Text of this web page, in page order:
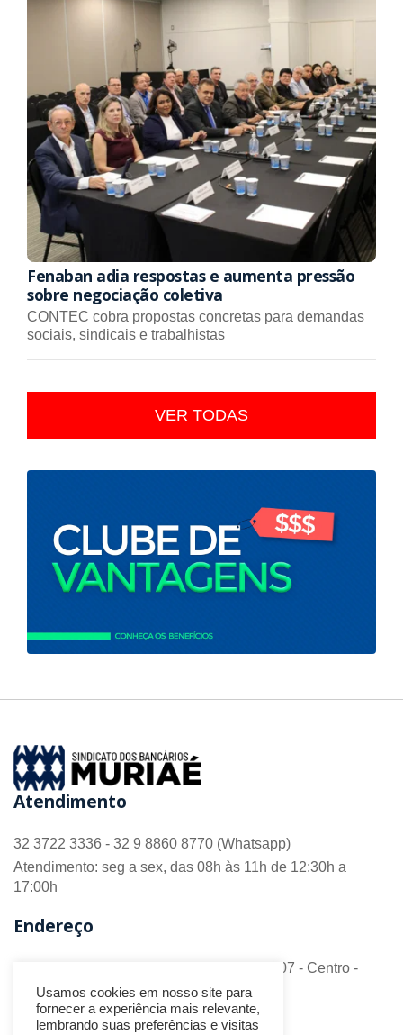
Fenaban adia respostas e aumenta pressão
sobre negociação coletiva
CONTEC cobra propostas concretas para demandas
sociais, sindicais e trabalhistas
VER TODAS
Atendimento
32 3722 3336 - 32 9 8860 8770 (Whatsapp)
Atendimento: seg a sex, das 08h às 11h de 12:30h a
17:00h
Endereço
R. Barão do Monte Alto nº 70 - Sala 306/307 - Centro -
CEP 36.880-018 - Muriaé/MG
Redes Sociais
Usamos cookies em nosso site para
fornecer a experiência mais relevante,
lembrando suas preferências e visitas